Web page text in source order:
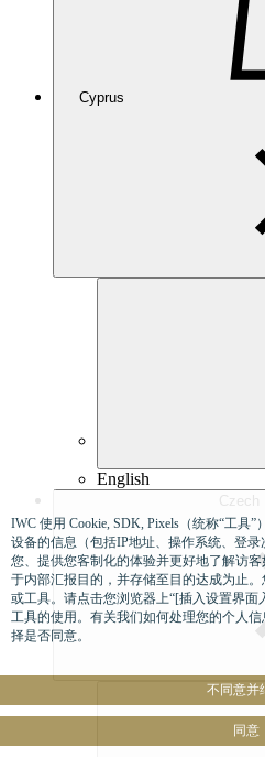
Cyprus
English
Czech
IWC 使用 Cookie, SDK, Pixels（统称“工具
设备的信息（包括IP地址、操作系统、登
您、提供您客制化的体验并更好地了解访
于内部汇报目的，并存储至目的达成为止
或工具。请点击您浏览器上“[插入设置界面
工具的使用。有关我们如何处理您的个人
择是否同意。
不同意并
同意